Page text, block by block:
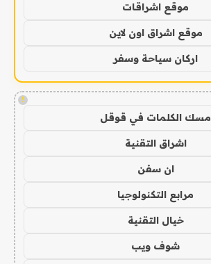
موقع اشراقات
موقع اشراق اون لاين
اركان سياحة وسفر
!
مسك الكلمات في قوقل
اشراق التقنية
ان سفن
مرابع التكنولوجيا
خيال التقنية
شوف ويب